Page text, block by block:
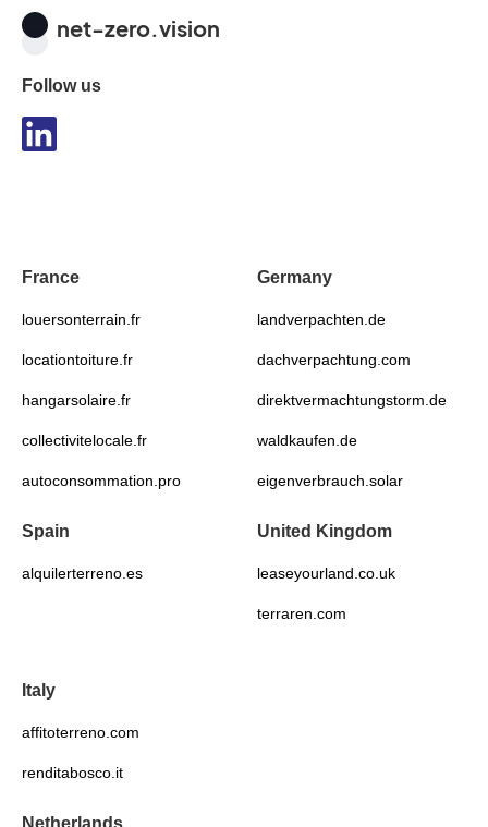
net-zero.vision
Follow us
France
louersonterrain.fr
locationtoiture.fr
hangarsolaire.fr
collectivitelocale.fr
autoconsommation.pro
Spain
alquilerterreno.es
Germany
landverpachten.de
dachverpachtung.com
direktvermachtungstorm.de
waldkaufen.de
eigenverbrauch.solar
United Kingdom
leaseyourland.co.uk
terraren.com
Italy
affitoterreno.com
renditabosco.it
Netherlands